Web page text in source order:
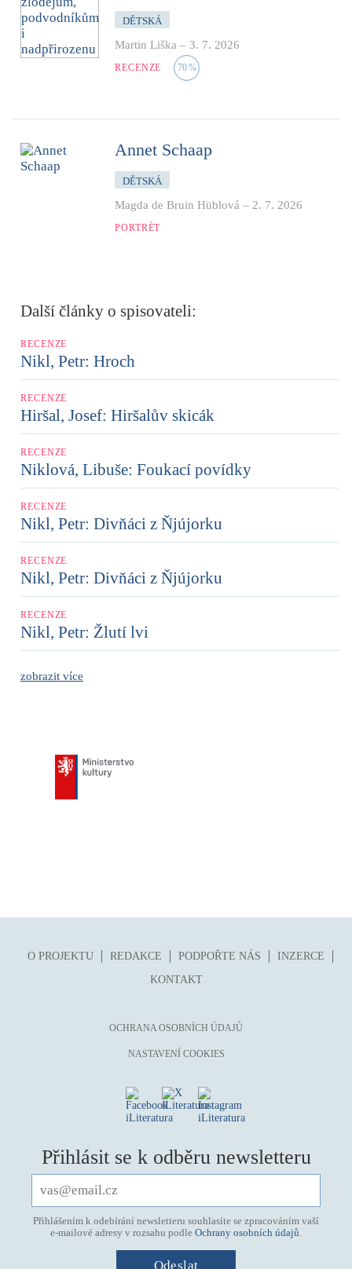
DĚTSKÁ
Martin Liška – 3. 7. 2026
RECENZE 70%
Annet Schaap
DĚTSKÁ
Magda de Bruin Hüblová – 2. 7. 2026
PORTRÉT
Další články o spisovateli:
RECENZE
Nikl, Petr: Hroch
RECENZE
Hiršal, Josef: Hiršalův skicák
RECENZE
Niklová, Libuše: Foukací povídky
RECENZE
Nikl, Petr: Divňáci z Ňjújorku
RECENZE
Nikl, Petr: Divňáci z Ňjújorku
RECENZE
Nikl, Petr: Žlutí lvi
zobrazit více
O PROJEKTU REDAKCE PODPOŘTE NÁS
INZERCE
KONTAKT
OCHRANA OSOBNÍCH ÚDAJŮ
NASTAVENÍ COOKIES
Přihlásit se k odběru newsletteru
Přihlášením k odebírání newsletteru souhlasíte se zpracováním vaší
e-mailové adresy v rozsahu podle Ochrany osobních údajů.